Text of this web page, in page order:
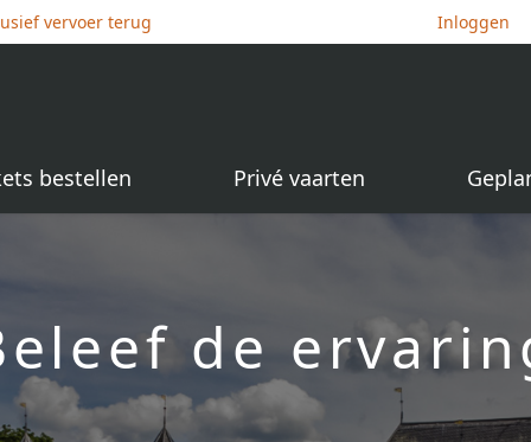
vervoer terug Inloggen
bestellen Privé vaarten
de